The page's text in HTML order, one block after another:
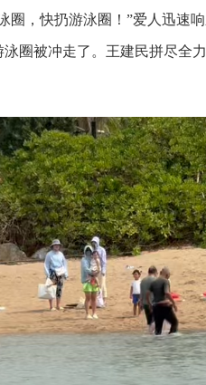
圈，快扔游泳圈！”爱人迅速
圈被冲走了。王建民拼尽全